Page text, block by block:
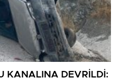
KANALINA DEVRİLDİ: